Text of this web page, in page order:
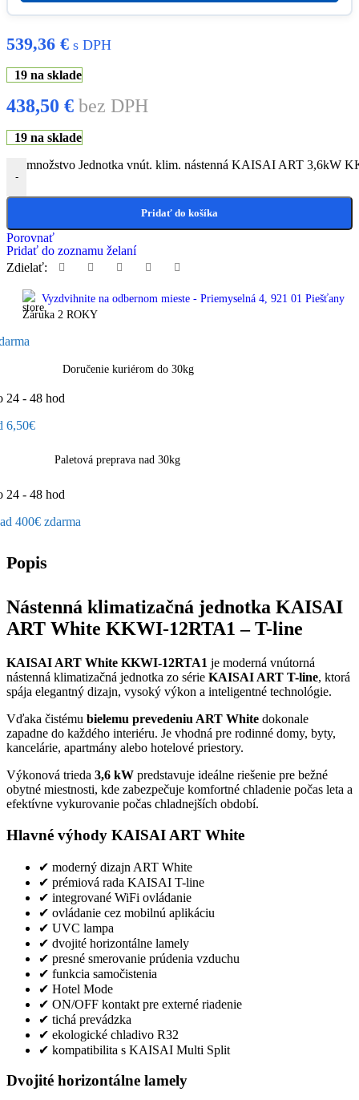
539,36 € s DPH
19 na sklade
438,50 € bez DPH
19 na sklade
-
množstvo Jednotka vnút. klim. nástenná KAISAI ART 3,6kW
Pridať do košíka
Porovnať
Pridať do zoznamu želaní
Zdielať:
Vyzdvihnite na odbernom mieste - Priemyselná 4, 921 01 Piešťany
Záruka 2 ROKY
Doručenie kuriérom do 30kg
24 - 48 hod
6,50€
Paletová preprava nad 30kg
24 - 48 hod
400€ zdarma
Popis
Nástenná klimatizačná jednotka KAISAI
ART White KKWI-12RTA1 – T-line
KAISAI ART White KKWI-12RTA1 je moderná vnútorná
nástenná klimatizačná jednotka zo série KAISAI ART T-line, ktorá
spája elegantný dizajn, vysoký výkon a inteligentné technológie.
Vďaka čistému bielemu prevedeniu ART White dokonale
zapadne do každého interiéru. Je vhodná pre rodinné domy, byty,
kancelárie, apartmány alebo hotelové priestory.
Výkonová trieda 3,6 kW predstavuje ideálne riešenie pre bežné
obytné miestnosti, kde zabezpečuje komfortné chladenie počas leta a
efektívne vykurovanie počas chladnejších období.
Hlavné výhody KAISAI ART White
✔ moderný dizajn ART White
✔ prémiová rada KAISAI T-line
✔ integrované WiFi ovládanie
✔ ovládanie cez mobilnú aplikáciu
✔ UVC lampa
✔ dvojité horizontálne lamely
✔ presné smerovanie prúdenia vzduchu
✔ funkcia samočistenia
✔ Hotel Mode
✔ ON/OFF kontakt pre externé riadenie
✔ tichá prevádzka
✔ ekologické chladivo R32
✔ kompatibilita s KAISAI Multi Split
Dvojité horizontálne lamely